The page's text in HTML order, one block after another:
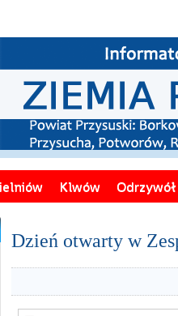
Klwów Odrzywół
Dzień otwarty w